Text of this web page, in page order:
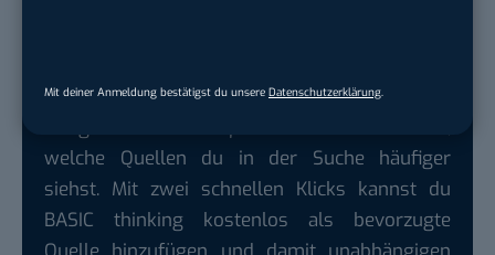
Mit deiner Anmeldung bestätigst du unsere Datenschutzerklärung.
welche Quellen du in der Suche häufiger
siehst. Mit zwei schnellen Klicks kannst du
BASIC thinking kostenlos als bevorzugte